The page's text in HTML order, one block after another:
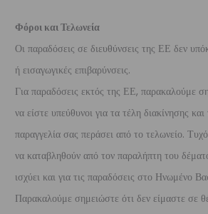
Φόροι και Τελωνεία
Οι παραδόσεις σε διευθύνσεις της ΕΕ δεν
ή εισαγωγικές επιβαρύνσεις.
Για παραδόσεις εκτός της ΕΕ, παρακαλούμε
να είστε υπεύθυνοι για τα τέλη διακίνησης
παραγγελία σας περάσει από το τελωνείο.
να καταβληθούν από τον παραλήπτη του
ισχύει και για τις παραδόσεις στο Ηνωμένο
Παρακαλούμε σημειώστε ότι δεν είμαστε σε